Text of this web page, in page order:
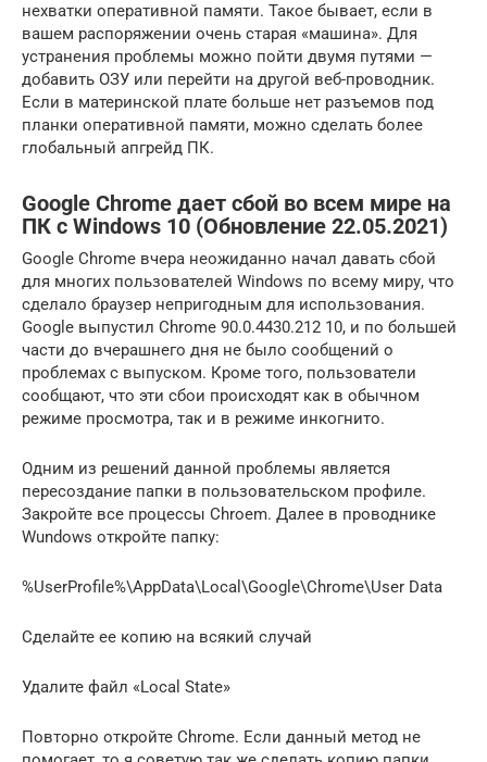
нехватки оперативной памяти. Такое бывает, если в
вашем распоряжении очень старая «машина». Для
устранения проблемы можно пойти двумя путями —
добавить ОЗУ или перейти на другой веб-проводник.
Если в материнской плате больше нет разъемов под
планки оперативной памяти, можно сделать более
глобальный апгрейд ПК.
Google Chrome дает сбой во всем мире на
ПК с Windows 10 (Обновление 22.05.2021)
Google Chrome вчера неожиданно начал давать сбой
для многих пользователей Windows по всему миру, что
сделало браузер непригодным для использования.
Google выпустил Chrome 90.0.4430.212 10, и по большей
части до вчерашнего дня не было сообщений о
проблемах с выпуском. Кроме того, пользователи
сообщают, что эти сбои происходят как в обычном
режиме просмотра, так и в режиме инкогнито.
Одним из решений данной проблемы является
пересоздание папки в пользовательском профиле.
Закройте все процессы Chroem. Далее в проводнике
Wundows откройте папку:
%UserProfile%\AppData\Local\Google\Chrome\User Data
Сделайте ее копию на всякий случай
Удалите файл «Local State»
Повторно откройте Chrome. Если данный метод не